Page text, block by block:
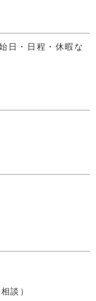
日・日程・休暇な
談）